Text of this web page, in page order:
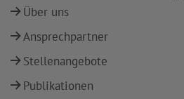
Über uns
Ansprechpartner
Stellenangebote
Publikationen